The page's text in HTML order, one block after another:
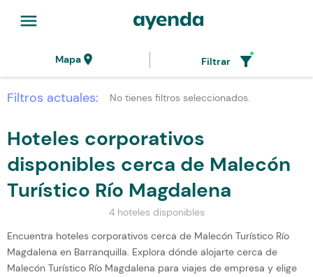
menu
Mapalocation_on Filtrar filter_alt
Filtros actuales: No tienes filtros seleccionados.
Hoteles corporativos
disponibles cerca de Malecón
Turístico Río Magdalena
4 hoteles disponibles
Encuentra hoteles corporativos cerca de Malecón Turístico Río
Magdalena en Barranquilla. Explora dónde alojarte cerca de
Malecón Turístico Río Magdalena para viajes de empresa y elige